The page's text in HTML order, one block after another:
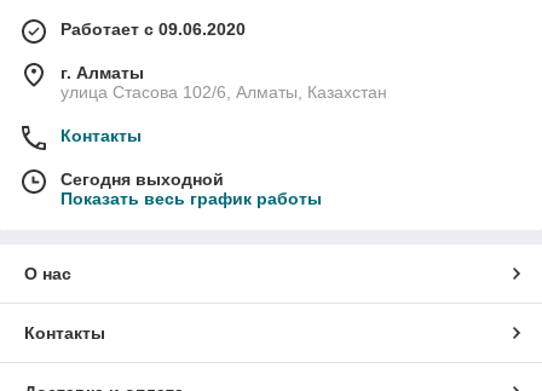
Работает с 09.06.2020
г. Алматы
улица Стасова 102/6, Алматы, Казахстан
Контакты
Сегодня выходной
Показать весь график работы
О нас
Контакты